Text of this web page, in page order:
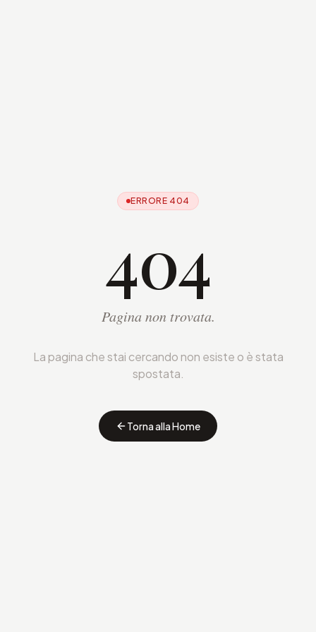
ERRORE 404
404
Pagina non trovata.
La pagina che stai cercando non esiste o è stata
spostata.
Torna alla Home